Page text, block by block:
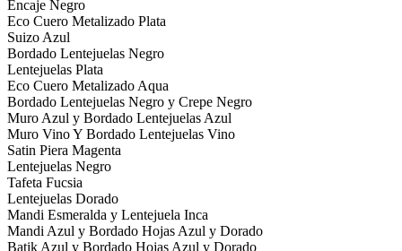
Encaje Negro
Eco Cuero Metalizado Plata
Suizo Azul
Bordado Lentejuelas Negro
Lentejuelas Plata
Eco Cuero Metalizado Aqua
Bordado Lentejuelas Negro y Crepe Negro
Muro Azul y Bordado Lentejuelas Azul
Muro Vino Y Bordado Lentejuelas Vino
Satin Piera Magenta
Lentejuelas Negro
Tafeta Fucsia
Lentejuelas Dorado
Mandi Esmeralda y Lentejuela Inca
Mandi Azul y Bordado Hojas Azul y Dorado
Batik Azul y Bordado Hojas Azul y Dorado